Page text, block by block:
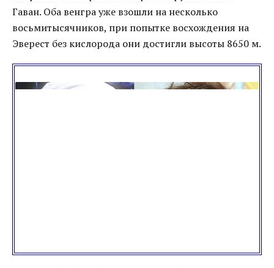
Гаван. Оба венгра уже взошли на несколько
восьмитысячников, при попытке восхождения на
Эверест без кислорода они достигли высоты 8650 м.